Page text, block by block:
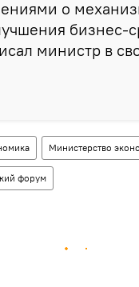
о
бизнес-
министр в
Министерство
форум